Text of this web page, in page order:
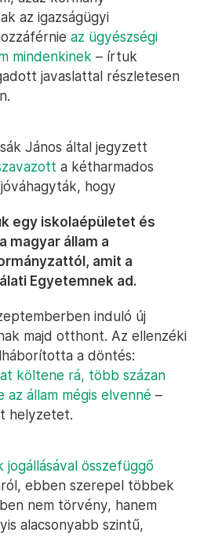
az igazságügyi
az ügyészségi
mindenkinek – írtuk
javaslattal részletesen
János által jegyzett
a kétharmados
hogy
egy iskolaépületet és
magyar állam a
amit a
Egyetemnek ad.
induló új
majd otthont. Az ellenzéki
a döntés:
költene rá, ​több százan
állam mégis elvenné ​ –
helyzetet.
jogállásával összefüggő
ebben szerepel többek
nem törvény, hanem
alacsonyabb szintű,